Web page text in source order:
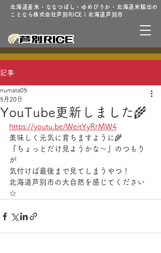
北海道産米・ななつぼし・ゆめぴりか・北海道米輸出の
ことなら株式会社芦別RICE | 北海道芦別市
記事
YouTube更新しました🌾
numata05
5月20日
https://youtu.be/WeitYyRrMW4
美味しく元気に育ちますように🌾
『ちょっとだけ見ようかな～』のつもり
が
気付けば最後まで見てしまうやつ！
北海道芦別市の大自然を感じてください
☆